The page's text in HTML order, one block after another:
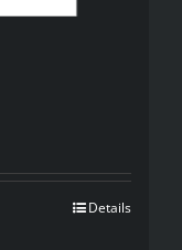
Details